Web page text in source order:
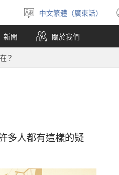
選
擇
語
言
中文繁體（廣東話）
新聞 關於我們
？
多人都有這樣的疑